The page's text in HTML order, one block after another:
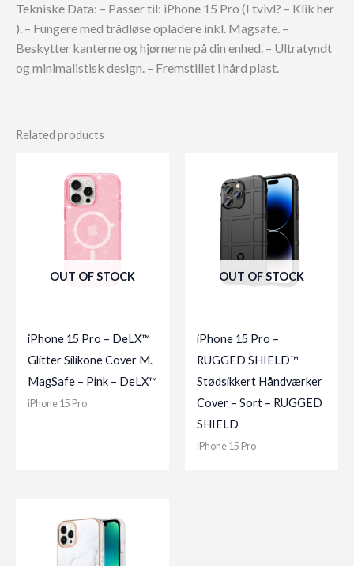
Tekniske Data: – Passer til: iPhone 15 Pro (I tvivl? – Klik her
). – Fungere med trådløse opladere inkl. Magsafe. –
Beskytter kanterne og hjørnerne på din enhed. – Ultratyndt
og minimalistisk design. – Fremstillet i hård plast.
Related products
OUT OF STOCK
iPhone 15 Pro – DeLX™
Glitter Silikone Cover M.
MagSafe – Pink – DeLX™
iPhone 15 Pro
OUT OF STOCK
iPhone 15 Pro –
RUGGED SHIELD™
Stødsikkert Håndværker
Cover – Sort – RUGGED
SHIELD
iPhone 15 Pro